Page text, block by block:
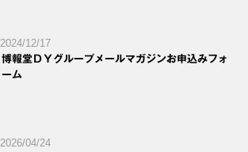
2024/12/17
博報堂ＤＹグループメールマガジンお申込みフォ
ーム
2026/04/24